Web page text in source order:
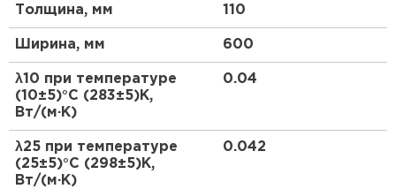
Легко поддаются обработке, быстрый монтаж
Плотно прилегают к конструкции
Химическая стойкость к материалам
конструкции
Производятся по ГОСТ 9573-2012.
Толщина, мм 110
Ширина, мм 600
λ10 при температуре
(10±5)°С (283±5)К,
Вт/(м·К)
0.04
λ25 при температуре
(25±5)°С (298±5)К,
Вт/(м·К)
0.042
Утеплитель Теплекс
ПЕРЕЙТИ
Утеплитель Тимплэкс